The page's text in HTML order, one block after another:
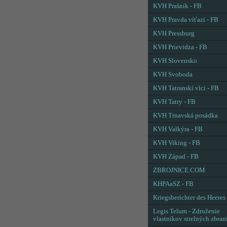
KVH Prašník - FB
KVH Pravda víťazí - FB
KVH Pressburg
KVH Prievidza - FB
KVH Slovensko
KVH Svoboda
KVH Tatranskí vlci - FB
KVH Tatry - FB
KVH Trnavská posádka
KVH Valkýra - FB
KVH Viking - FB
KVH Západ - FB
ZBROJNICE.COM
KHPAaSZ - FB
Kriegsberichter des Heeres
Legis Telum - Združenie
vlastníkov strelných